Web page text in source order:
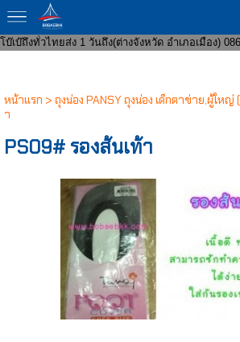
ขายส่งกางเกงในแฟชั่น 8 บาทราคาหน้าโรงงาน มีทั้
กว่าโบ๊เบ๊ หาสินค้าบริจาคจัดส่งถึงที่ จัดหาสินค้าให้หน่
โบ๊เบ๊ถึงทั่วไทยส่ง 1 วันถึง(ต่างจังหวัด อำเภอเมือง)
หน้าแรก > ถุงน่อง PANSY ถุงน่อง เด็กตาข่าย,ผู้ใหญ่
า
PS09# รองส้นเท้า